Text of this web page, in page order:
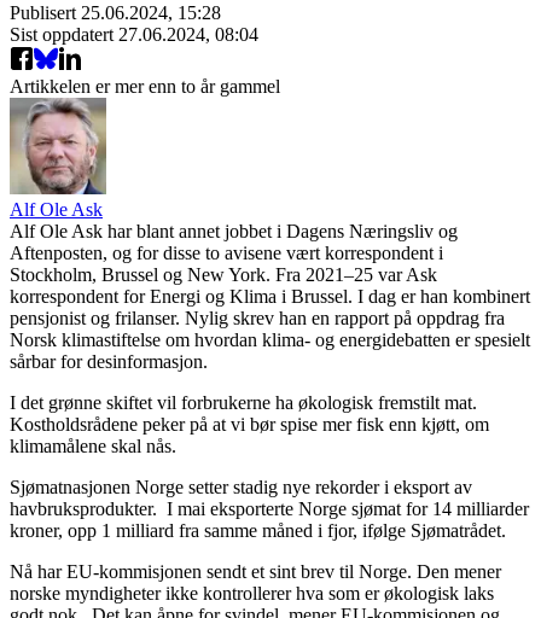
Publisert 25.06.2024, 15:28
Sist oppdatert 27.06.2024, 08:04
Artikkelen er mer enn to år gammel
Alf Ole Ask
Alf Ole Ask har blant annet jobbet i Dagens Næringsliv og
Aftenposten, og for disse to avisene vært korrespondent i
Stockholm, Brussel og New York. Fra 2021–25 var Ask
korrespondent for Energi og Klima i Brussel. I dag er han kombinert
pensjonist og frilanser. Nylig skrev han en rapport på oppdrag fra
Norsk klimastiftelse om hvordan klima- og energidebatten er spesielt
sårbar for desinformasjon.
I det grønne skiftet vil forbrukerne ha økologisk fremstilt mat.
Kostholdsrådene peker på at vi bør spise mer fisk enn kjøtt, om
klimamålene skal nås.
Sjømatnasjonen Norge setter stadig nye rekorder i eksport av
havbruksprodukter. I mai eksporterte Norge sjømat for 14 milliarder
kroner, opp 1 milliard fra samme måned i fjor, ifølge Sjømatrådet.
Nå har EU-kommisjonen sendt et sint brev til Norge. Den mener
norske myndigheter ikke kontrollerer hva som er økologisk laks